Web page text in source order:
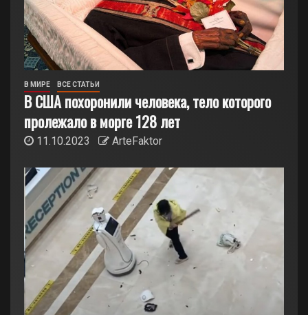
В МИРЕ ВСЕ СТАТЬИ
В США похоронили человека, тело которого
пролежало в морге 128 лет
11.10.2023 ArteFaktor